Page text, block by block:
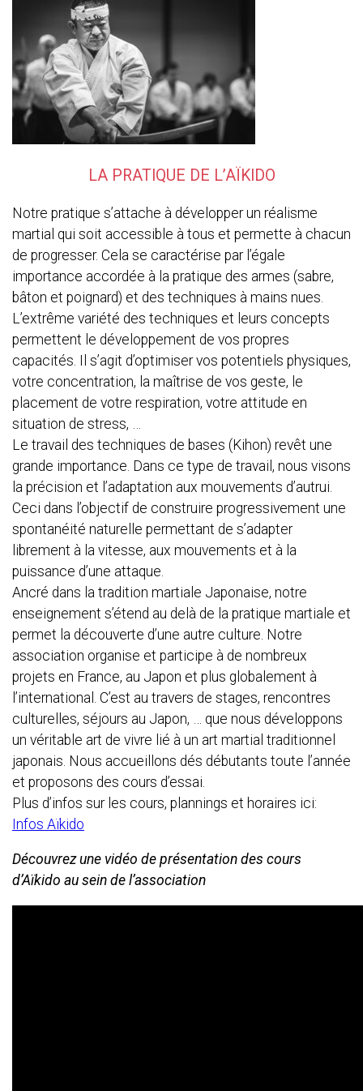
LA PRATIQUE DE L’AÏKIDO
Notre pratique s’attache à développer un réalisme
martial qui soit accessible à tous et permette à chacun
de progresser. Cela se caractérise par l’égale
importance accordée à la pratique des armes (sabre,
bâton et poignard) et des techniques à mains nues.
L’extrême variété des techniques et leurs concepts
permettent le développement de vos propres
capacités. Il s’agit d’optimiser vos potentiels physiques,
votre concentration, la maîtrise de vos geste, le
placement de votre respiration, votre attitude en
situation de stress, …
Le travail des techniques de bases (Kihon) revêt une
grande importance. Dans ce type de travail, nous visons
la précision et l’adaptation aux mouvements d’autrui.
Ceci dans l’objectif de construire progressivement une
spontanéité naturelle permettant de s’adapter
librement à la vitesse, aux mouvements et à la
puissance d’une attaque.
Ancré dans la tradition martiale Japonaise, notre
enseignement s’étend au delà de la pratique martiale et
permet la découverte d’une autre culture. Notre
association organise et participe à de nombreux
projets en France, au Japon et plus globalement à
l’international. C’est au travers de stages, rencontres
culturelles, séjours au Japon, … que nous développons
un véritable art de vivre lié à un art martial traditionnel
japonais. Nous accueillons dés débutants toute l’année
et proposons des cours d’essai.
Plus d’infos sur les cours, plannings et horaires ici:
Infos Aïkido
Découvrez une vidéo de présentation des cours
d’Aïkido au sein de l’association